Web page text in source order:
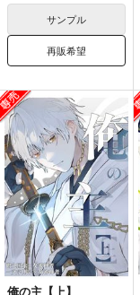
サンプル
再販希望
俺の主【上】